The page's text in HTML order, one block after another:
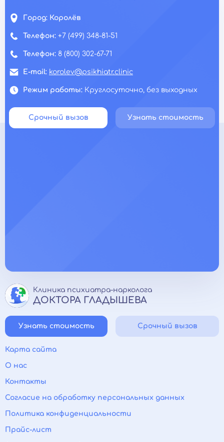
Город: Королёв
Телефон: +7 (499) 348-81-51
Телефон: 8 (800) 302-67-71
E-mail: korolev@psikhiatr.clinic
Режим работы: Круглосуточно, без выходных
Срочный вызов Узнать стоимость
Клиника психиатра-нарколога
ДОКТОРА ГЛАДЫШЕВА
Узнать стоимость Срочный вызов
Карта сайта
О нас
Контакты
Согласие на обработку персональных данных
Политика конфиденциальности
Прайс-лист